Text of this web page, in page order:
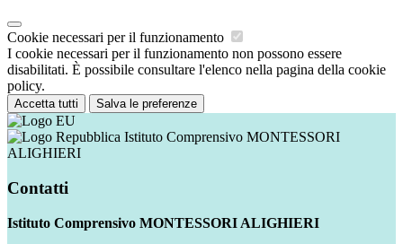
Cookie necessari per il funzionamento
I cookie necessari per il funzionamento non possono essere
disabilitati. È possibile consultare l'elenco nella pagina della cookie
policy.
Accetta tutti Salva le preferenze
Istituto Comprensivo MONTESSORI
ALIGHIERI
Contatti
Istituto Comprensivo MONTESSORI ALIGHIERI